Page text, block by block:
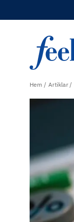
Hem Artiklar